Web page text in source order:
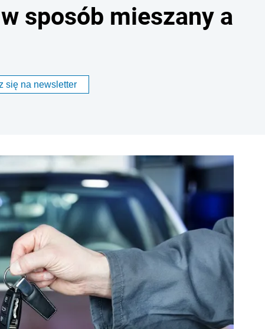
sposób mieszany a
się na newsletter